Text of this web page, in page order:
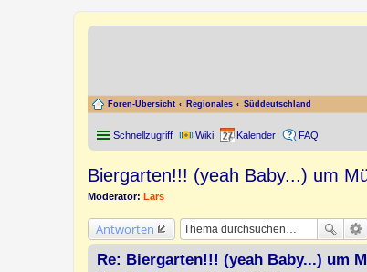
Foren-Übersicht Regionales Süddeutschland
Schnellzugriff Wiki Kalender FAQ
Biergarten!!! (yeah Baby...) um
Moderator: Lars
Antworten
Re: Biergarten!!! (yeah Baby...) um